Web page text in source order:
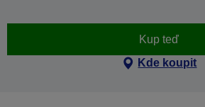
Kup teď
Kde koupit